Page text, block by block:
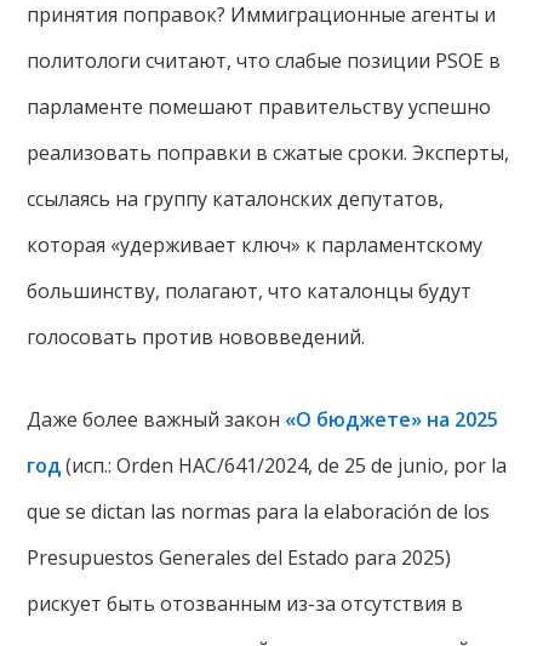
принятия поправок? Иммиграционные агенты и
политологи считают, что слабые позиции PSOE в
парламенте помешают правительству успешно
реализовать поправки в сжатые сроки. Эксперты,
ссылаясь на группу каталонских депутатов,
которая «удерживает ключ» к парламентскому
большинству, полагают, что каталонцы будут
голосовать против нововведений.
Даже более важный закон «О бюджете» на 2025
год(исп.: Orden HAC/641/2024, de 25 de junio, por la
que se dictan las normas para la elaboración de los
Presupuestos Generales del Estado para 2025)
рискует быть отозванным из-за отсутствия в